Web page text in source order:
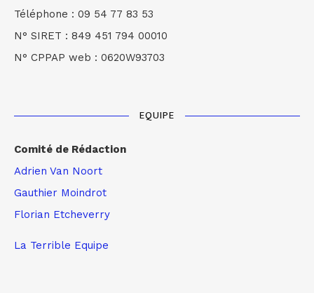
Téléphone : 09 54 77 83 53
N° SIRET : 849 451 794 00010
N° CPPAP web : 0620W93703
EQUIPE
Comité de Rédaction
Adrien Van Noort
Gauthier Moindrot
Florian Etcheverry
La Terrible Equipe